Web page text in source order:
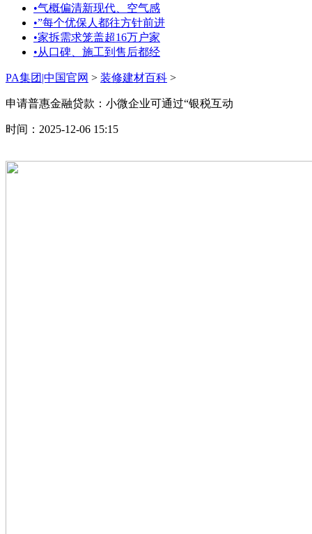
•气概偏清新现代、空气感
•”每个优保人都往方针前进
•家拆需求笼盖超16万户家
•从口碑、施工到售后都经
PA集团|中国官网 > 装修建材百科 >
申请普惠金融贷款：小微企业可通过“银税互动
时间：2025-12-06 15:15